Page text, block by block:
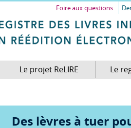
Foire aux questions
Le projet ReLIRE Le
Des lèvres à tuer